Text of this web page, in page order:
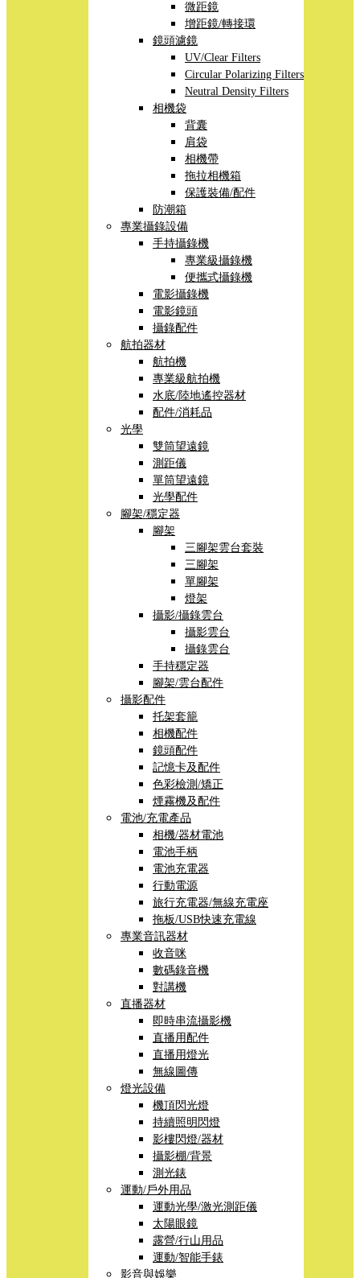
微距鏡
增距鏡/轉接環
鏡頭濾鏡
UV/Clear Filters
Circular Polarizing Filters
Neutral Density Filters
相機袋
背囊
肩袋
相機帶
拖拉相機箱
保護裝備/配件
防潮箱
專業攝錄設備
手持攝錄機
專業級攝錄機
便攜式攝錄機
電影攝錄機
電影鏡頭
攝錄配件
航拍器材
航拍機
專業級航拍機
水底/陸地遙控器材
配件/消耗品
光學
雙筒望遠鏡
測距儀
單筒望遠鏡
光學配件
腳架/穩定器
腳架
三腳架雲台套裝
三腳架
單腳架
燈架
攝影/攝錄雲台
攝影雲台
攝錄雲台
手持穩定器
腳架/雲台配件
攝影配件
托架套籠
相機配件
鏡頭配件
記憶卡及配件
色彩檢測/矯正
煙霧機及配件
電池/充電產品
相機/器材電池
電池手柄
電池充電器
行動電源
旅行充電器/無線充電座
拖板/USB快速充電線
專業音訊器材
收音咪
數碼錄音機
對講機
直播器材
即時串流攝影機
直播用配件
直播用燈光
無線圖傳
燈光設備
機頂閃光燈
持續照明閃燈
影樓閃燈/器材
攝影棚/背景
測光錶
運動/戶外用品
運動光學/激光測距儀
太陽眼鏡
露營/行山用品
運動/智能手錶
影音與娛樂